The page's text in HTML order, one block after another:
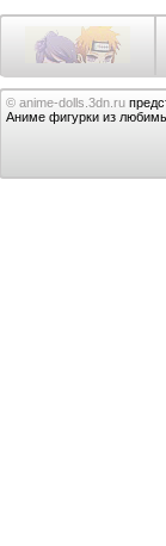
© anime-dolls.3dn.ru
Аниме фигурки из